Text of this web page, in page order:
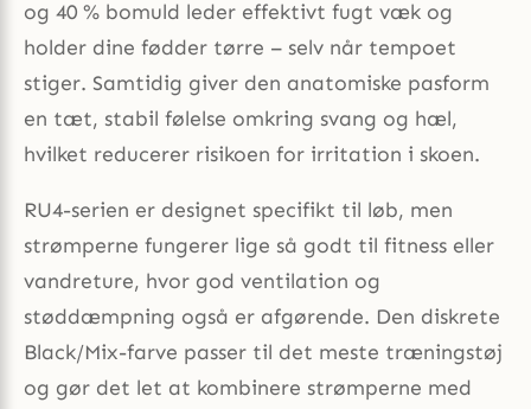
og 40 % bomuld leder effektivt fugt væk og
holder dine fødder tørre – selv når tempoet
stiger. Samtidig giver den anatomiske pasform
en tæt, stabil følelse omkring svang og hæl,
hvilket reducerer risikoen for irritation i skoen.
RU4-serien er designet specifikt til løb, men
strømperne fungerer lige så godt til fitness eller
vandreture, hvor god ventilation og
støddæmpning også er afgørende. Den diskrete
Black/Mix-farve passer til det meste træningstøj
og gør det let at kombinere strømperne med